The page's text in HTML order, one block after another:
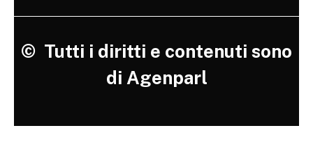
© Tutti i diritti e contenuti sono
di Agenparl